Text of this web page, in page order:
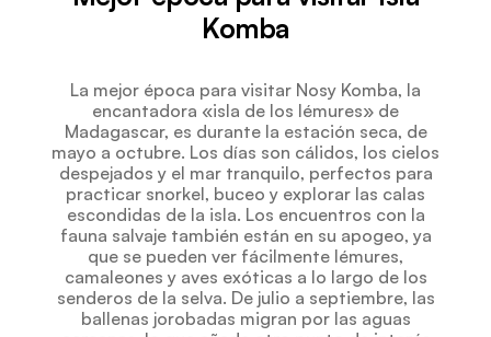
Komba
La mejor época para visitar Nosy Komba, la
encantadora «isla de los lémures» de
Madagascar, es durante la estación seca, de
mayo a octubre. Los días son cálidos, los cielos
despejados y el mar tranquilo, perfectos para
practicar snorkel, buceo y explorar las calas
escondidas de la isla. Los encuentros con la
fauna salvaje también están en su apogeo, ya
que se pueden ver fácilmente lémures,
camaleones y aves exóticas a lo largo de los
senderos de la selva. De julio a septiembre, las
ballenas jorobadas migran por las aguas